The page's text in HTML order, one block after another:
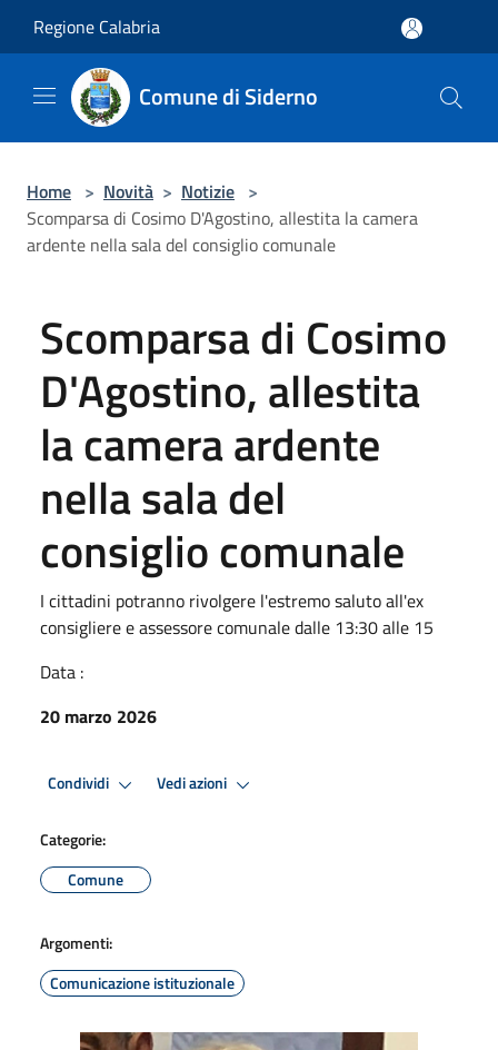
Regione Calabria
Comune di Siderno
Home > Novità > Notizie >
Scomparsa di Cosimo D'Agostino, allestita la camera
ardente nella sala del consiglio comunale
Scomparsa di Cosimo
D'Agostino, allestita
la camera ardente
nella sala del
consiglio comunale
I cittadini potranno rivolgere l'estremo saluto all'ex
consigliere e assessore comunale dalle 13:30 alle 15
Data :
20 marzo 2026
Condividi Vedi azioni
Categorie:
Comune
Argomenti:
Comunicazione istituzionale